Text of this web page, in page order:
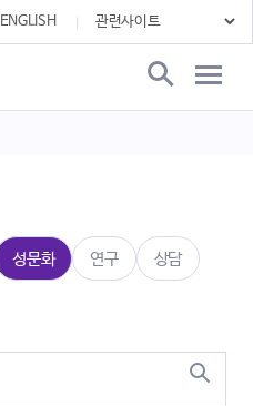
ENGLISH
성문화 연구 상담